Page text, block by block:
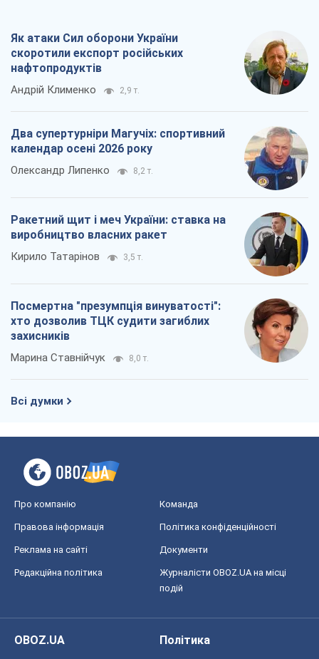
Як атаки Сил оборони України
скоротили експорт російських
нафтопродуктів
Андрій Клименко 2,9 т.
Два супертурніри Магучіх: спортивний
календар осені 2026 року
Олександр Липенко 8,2 т.
Ракетний щит і меч України: ставка на
виробництво власних ракет
Кирило Татарінов 3,5 т.
Посмертна "презумпція винуватості":
хто дозволив ТЦК судити загиблих
захисників
Марина Ставнійчук 8,0 т.
Всі думки
Про компанію Команда
Правова інформація Політика конфіденційності
Реклама на сайті Документи
Редакційна політика
Журналісти OBOZ.UA на місці
подій
OBOZ.UA
Політика